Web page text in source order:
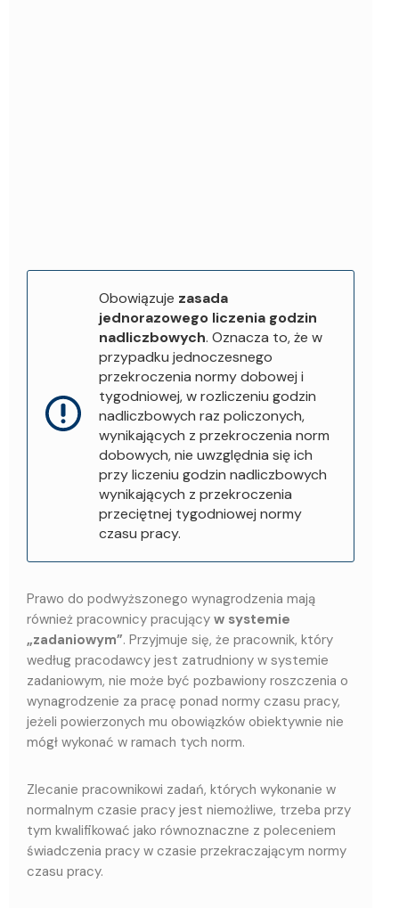
Obowiązuje zasada
jednorazowego liczenia godzin
nadliczbowych. Oznacza to, że w
przypadku jednoczesnego
przekroczenia normy dobowej i
tygodniowej, w rozliczeniu godzin
nadliczbowych raz policzonych,
wynikających z przekroczenia norm
dobowych, nie uwzględnia się ich
przy liczeniu godzin nadliczbowych
wynikających z przekroczenia
przeciętnej tygodniowej normy
czasu pracy.
Prawo do podwyższonego wynagrodzenia mają
również pracownicy pracujący w systemie
„zadaniowym”. Przyjmuje się, że pracownik, który
według pracodawcy jest zatrudniony w systemie
zadaniowym, nie może być pozbawiony roszczenia o
wynagrodzenie za pracę ponad normy czasu pracy,
jeżeli powierzonych mu obowiązków obiektywnie nie
mógł wykonać w ramach tych norm.
Zlecanie pracownikowi zadań, których wykonanie w
normalnym czasie pracy jest niemożliwe, trzeba przy
tym kwalifikować jako równoznaczne z poleceniem
świadczenia pracy w czasie przekraczającym normy
czasu pracy.